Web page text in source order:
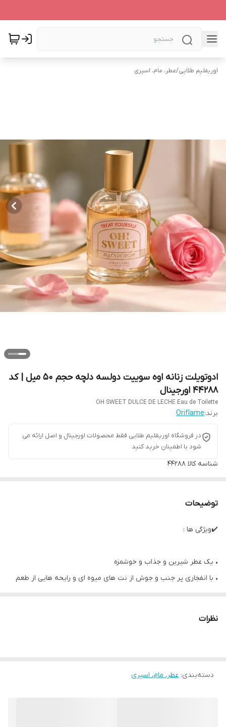
اوریفلیم طلایی/عطر، مام، اسپری
ادوتویلت زنانه اوه سوییت دولسه دلچه حجم 50 میل | کد
44288 اورجینال
OH SWEET DULCE DE LECHE Eau de Toilette
برند:Oriflame
در فروشگاه اوریفلیم طلایی فقط محصولات اورجینال و اصل ارائه می
شود با اطمینان خرید کنید
شناسه کالا 44288
توضیحات
✔️ویژگی ها :
• یک عطر شیرین و جذاب و خوشمزه
• با انفجاری پر جنب و جوش از نت های میوه ای و رایحه هایی از طعم
نظرات
دسته‌بندی: عطر، مام، اسپری